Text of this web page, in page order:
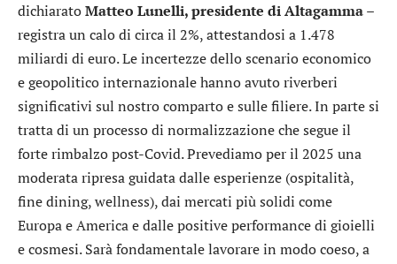
dichiaratoMatteo Lunelli, presidente di Altagamma–
registra un calo di circa il 2%, attestandosi a 1.478
miliardi di euro. Le incertezze dello scenario economico
e geopolitico internazionale hanno avuto riverberi
significativi sul nostro comparto e sulle filiere. In parte si
tratta di un processo di normalizzazione che segue il
forte rimbalzo post-Covid. Prevediamo per il 2025 una
moderata ripresa guidata dalle esperienze (ospitalità,
fine dining, wellness), dai mercati più solidi come
Europa e America e dalle positive performance di gioielli
e cosmesi. Sarà fondamentale lavorare in modo coeso, a